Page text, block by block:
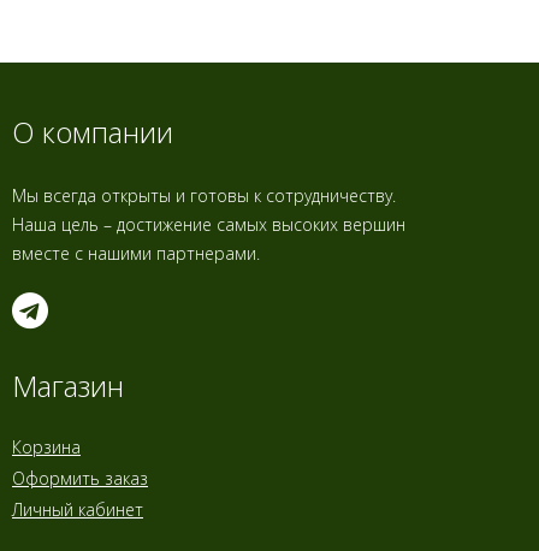
О компании
Мы всегда открыты и готовы к сотрудничеству.
Наша цель – достижение самых высоких вершин
вместе с нашими партнерами.
Магазин
Корзина
Оформить заказ
Личный кабинет